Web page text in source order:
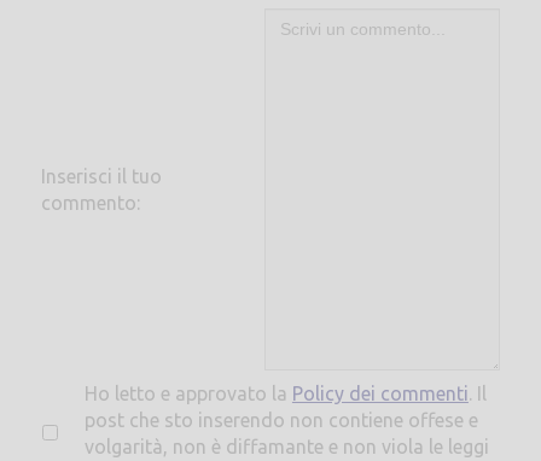
Inserisci il tuo
commento:
Ho letto e approvato la Policy dei commenti. Il
post che sto inserendo non contiene offese e
volgarità, non è diffamante e non viola le leggi